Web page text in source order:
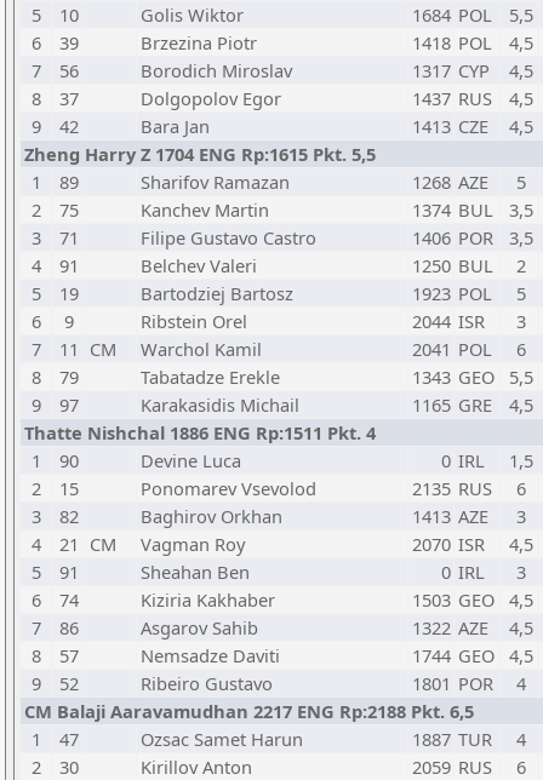
5
10 Golis Wiktor 1684 POL
5,5
6
39 Brzezina Piotr 1418 POL
4,5
7
56 Borodich Miroslav 1317 CYP
4,5
8
37 Dolgopolov Egor 1437 RUS
4,5
9
42 Bara Jan 1413 CZE
4,5
Zheng Harry Z 1704 ENG Rp:1615 Pkt. 5,5
1
89 Sharifov Ramazan 1268 AZE
5
2
75 Kanchev Martin 1374 BUL
3,5
3
71 Filipe Gustavo Castro 1406 POR
3,5
4
91 Belchev Valeri 1250 BUL
2
5
19 Bartodziej Bartosz 1923 POL
5
6
9 Ribstein Orel 2044 ISR
3
7
11 CM Warchol Kamil 2041 POL
6
8
79 Tabatadze Erekle 1343 GEO
5,5
9
97 Karakasidis Michail 1165 GRE
4,5
Thatte Nishchal 1886 ENG Rp:1511 Pkt. 4
1
90 Devine Luca 0 IRL
1,5
2
15 Ponomarev Vsevolod 2135 RUS
6
3
82 Baghirov Orkhan 1413 AZE
3
4
21 CM Vagman Roy 2070 ISR
4,5
5
91 Sheahan Ben 0 IRL
3
6
74 Kiziria Kakhaber 1503 GEO 4,5
7
86 Asgarov Sahib 1322 AZE
4,5
8
57 Nemsadze Daviti 1744 GEO 4,5
9
52 Ribeiro Gustavo 1801 POR
4
CM Balaji Aaravamudhan 2217 ENG Rp:2188 Pkt. 6,5
1
47 Ozsac Samet Harun 1887 TUR
4
2
30 Kirillov Anton 2059 RUS
6